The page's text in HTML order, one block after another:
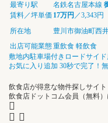
最寄り駅
名鉄名古屋本線
賃料／坪単価 17万円 ／3,343円
所在地
豊川市御油町西
出店可能業態重飲食 軽飲食
敷地内駐車場付きロードサイド
お気に入り追加 30秒で完了！
飲食店が得意な物件探しサイト
飲食店ドットコム会員（無料）